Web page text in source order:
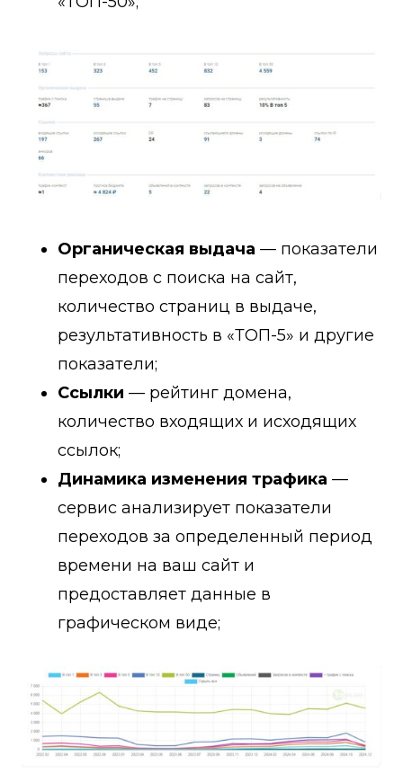
Органическая выдача — показатели
переходов с поиска на сайт,
количество страниц в выдаче,
результативность в «ТОП-5» и другие
показатели;
Ссылки — рейтинг домена,
количество входящих и исходящих
ссылок;
Динамика изменения трафика —
сервис анализирует показатели
переходов за определенный период
времени на ваш сайт и
предоставляет данные в
графическом виде;